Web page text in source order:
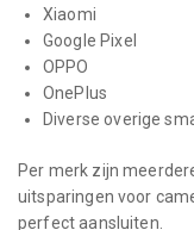
Xiaomi
Google Pixel
OPPO
OnePlus
Diverse overige
Per merk zijn
uitsparingen voor
perfect aansluiten.